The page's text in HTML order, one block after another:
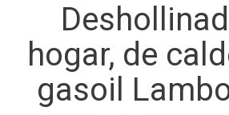
hogar, de
gasoil